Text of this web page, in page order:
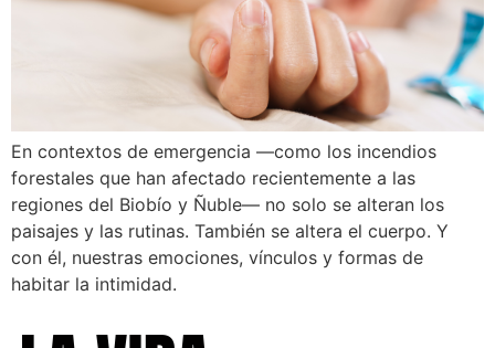
En contextos de emergencia —como los incendios
forestales que han afectado recientemente a las
regiones del Biobío y Ñuble— no solo se alteran los
paisajes y las rutinas. También se altera el cuerpo. Y
con él, nuestras emociones, vínculos y formas de
habitar la intimidad.